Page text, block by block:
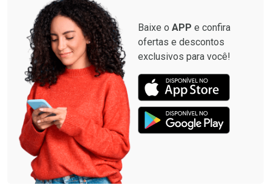
Baixe o APP e confira
ofertas e descontos
exclusivos para você!